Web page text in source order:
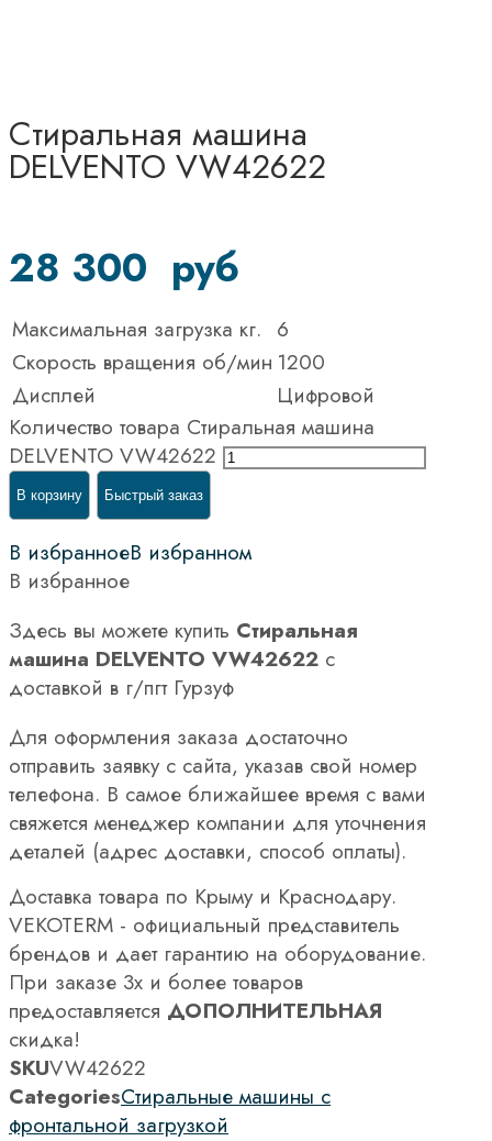
Стиральная машина
DELVENTO VW42622
28 300 руб
Максимальная загрузка кг. 6
Скорость вращения об/мин 1200
Дисплей
Цифровой
Количество товара Стиральная машина
DELVENTO VW42622
В корзину Быстрый заказ
В избранноеВ избранном
В избранное
Здесь вы можете купить Стиральная
машина DELVENTO VW42622 с
доставкой в г/пгт Гурзуф
Для оформления заказа достаточно
отправить заявку с сайта, указав свой номер
телефона. В самое ближайшее время с вами
свяжется менеджер компании для уточнения
деталей (адрес доставки, способ оплаты).
Доставка товара по Крыму и Краснодару.
VEKOTERM - официальный представитель
брендов и дает гарантию на оборудование.
При заказе 3х и более товаров
предоставляется ДОПОЛНИТЕЛЬНАЯ
скидка!
SKUVW42622
CategoriesСтиральные машины с
фронтальной загрузкой